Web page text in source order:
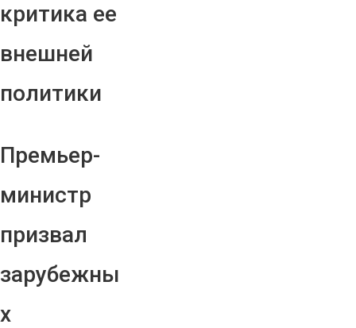
критика ее
внешней
политики
Премьер-
министр
призвал
зарубежны
х